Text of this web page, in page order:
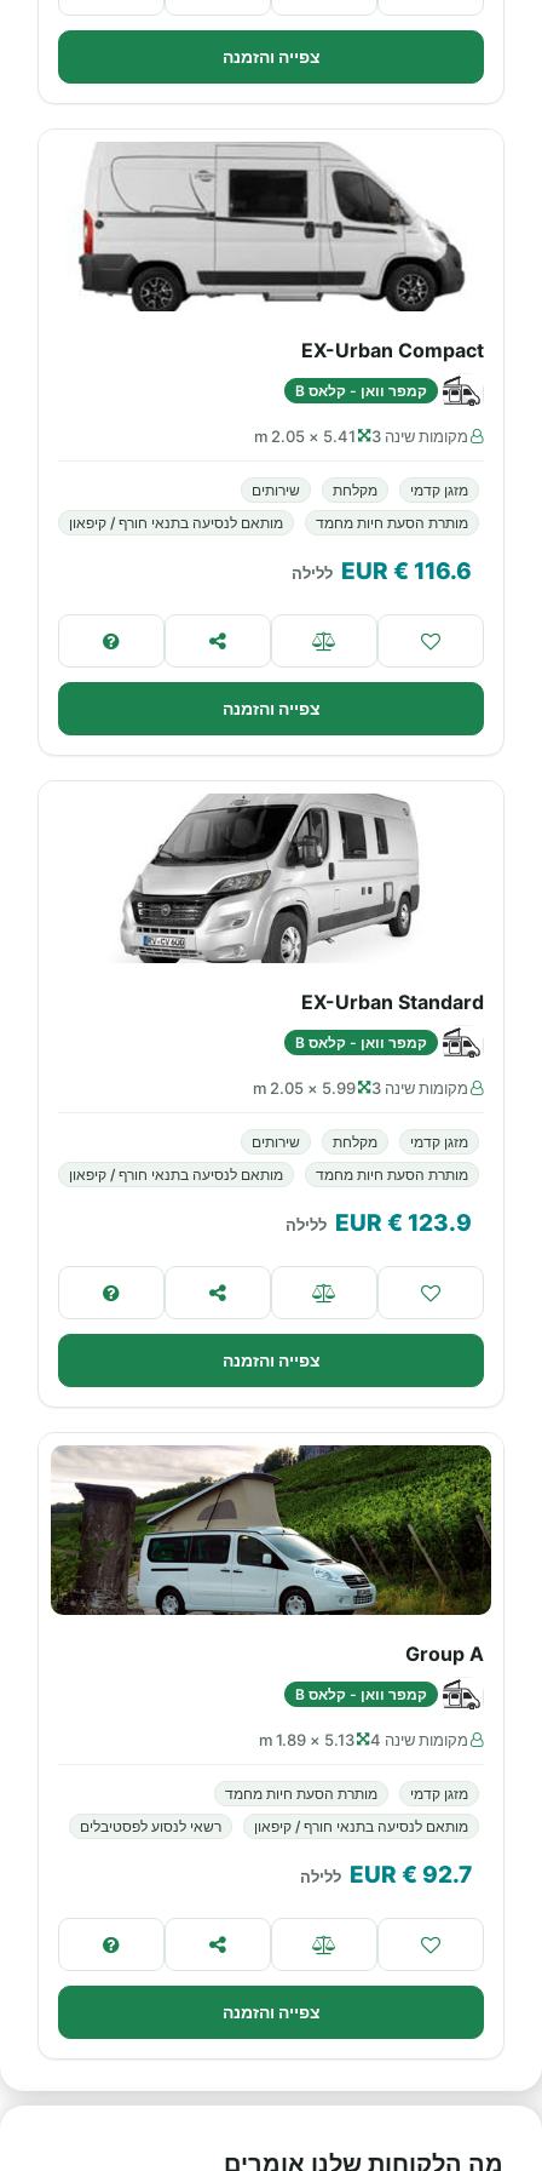
צפייה והזמנה
EX-Urban Compact
קמפר וואן - קלאס B
מקומות שינה 3 5.41 × 2.05 m
מזגן קדמי מקלחת
שירותים
מותרת הסעת חיות מחמד
מותאם לנסיעה בתנאי חורף / קיפאון
116.6
€ EUR ללילה
צפייה והזמנה
EX-Urban Standard
קמפר וואן - קלאס B
מקומות שינה 3 5.99 × 2.05 m
מזגן קדמי מקלחת
שירותים
מותרת הסעת חיות מחמד
מותאם לנסיעה בתנאי חורף / קיפאון
123.9
€ EUR ללילה
צפייה והזמנה
Group A
קמפר וואן - קלאס B
מקומות שינה 4 5.13 × 1.89 m
מזגן קדמי
מותרת הסעת חיות מחמד
מותאם לנסיעה בתנאי חורף / קיפאון
רשאי לנסוע לפסטיבלים
92.7
€ EUR ללילה
צפייה והזמנה
מה הלקוחות שלנו אומרים